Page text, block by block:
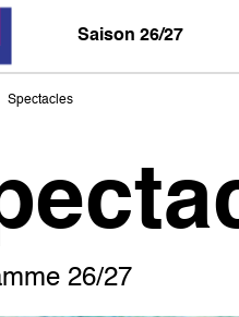
Saison 26/27
Spectacles
26/27